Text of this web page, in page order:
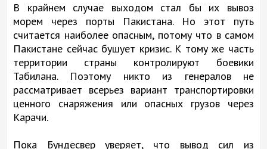
В крайнем случае выходом стал бы их вывоз
морем через порты Пакистана. Но этот путь
считается наиболее опасным, потому что в самом
Пакистане сейчас бушует кризис. К тому же часть
территории страны контролируют боевики
Табилана. Поэтому никто из генералов не
рассматривает всерьез вариант транспортировки
ценного снаряжения или опасных грузов через
Карачи.
Пока Бундесвер уверяет, что вывод сил из